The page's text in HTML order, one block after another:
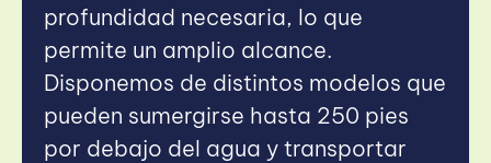
profundidad necesaria, lo que
permite un amplio alcance.
Disponemos de distintos modelos que
pueden sumergirse hasta 250 pies
por debajo del agua y transportar